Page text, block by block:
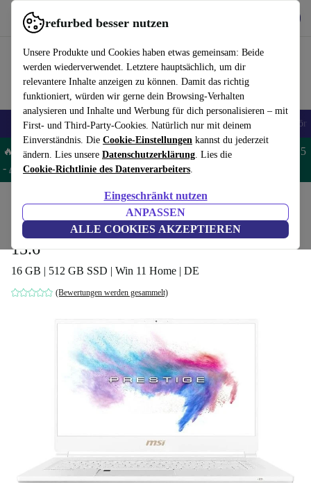
refurbed besser nutzen
Unsere Produkte und Cookies haben etwas gemeinsam: Beide
werden wiederverwendet. Letztere hauptsächlich, um dir
relevantere Inhalte anzeigen zu können. Damit das richtig
funktioniert, würden wir gerne dein Browsing-Verhalten
analysieren und Inhalte und Werbung für dich personalisieren – mit
First- und Third-Party-Cookies. Natürlich nur mit deinem
Einverständnis. Die Cookie-Einstellungen kannst du jederzeit
ändern. Lies unsere Datenschutzerklärung. Lies die
Cookie-Richtlinie des Datenverarbeiters.
Eingeschränkt nutzen
ANPASSEN
ALLE COOKIES AKZEPTIEREN
refurbed schnell und einfach nutzen
🎒 Back to school Handys Laptops Tablets Smartwatches Zubehör
🔥 Spare 5% EXTRA auf MacBooks und iPads – Code: MACPAD5
- AGB
Laptops
MSI P65 Creator 8RF-451 | i7-8750H |
15.6"
16 GB | 512 GB SSD | Win 11 Home | DE
(Bewertungen werden gesammelt)